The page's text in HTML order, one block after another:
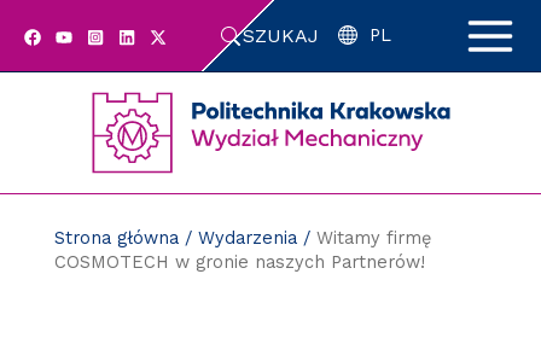
SZUKAJ PL
Strona główna/ Wydarzenia/ Witamy firmę
COSMOTECH w gronie naszych Partnerów!